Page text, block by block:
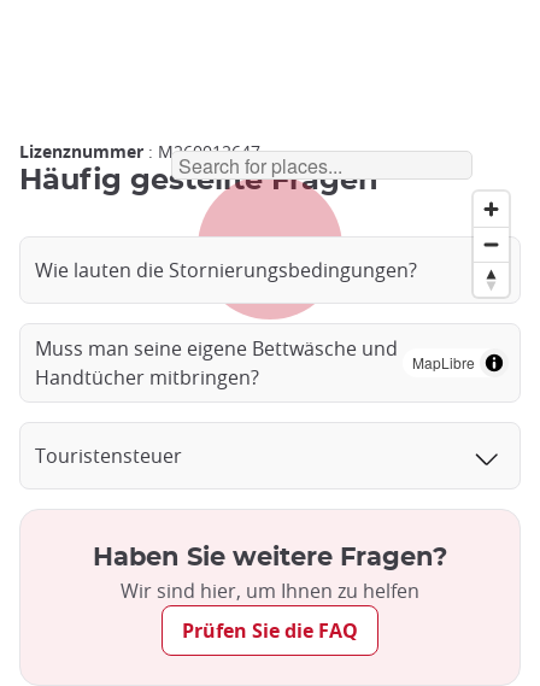
MapLibre
Lizenznummer : M260012647
Häufig gestellte Fragen
Wie lauten die Stornierungsbedingungen?
Muss man seine eigene Bettwäsche und
Handtücher mitbringen?
Touristensteuer
Haben Sie weitere Fragen?
Wir sind hier, um Ihnen zu helfen
Prüfen Sie die FAQ